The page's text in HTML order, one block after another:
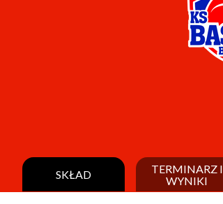
SKŁAD
TERMINARZ I
WYNIKI